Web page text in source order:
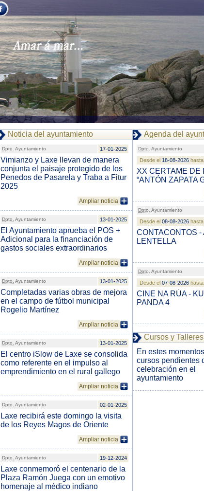
Noticia del ayuntamiento
Dpto. Ayuntamiento 17-01-2025
Vimianzo y Laxe llevan de manera
conjunta el paisaje protegido de los
Penedos de Pasarela y Traba a Fitur
2025
Ampliar noticia
Dpto. Ayuntamiento 13-01-2025
El Ayuntamiento aprueba el POS +
Adicional para la financiación de
gastos sociales extraordinarios
Ampliar noticia
Dpto. Ayuntamiento 13-01-2025
Completadas varias obras de mejora
en el campo de fútbol municipal
Rogelio Martínez
Ampliar noticia
Dpto. Ayuntamiento 13-01-2025
El centro iSlow de Laxe se consolida
como referente en el impulso al
emprendimiento en el rural gallego
Ampliar noticia
Dpto. Ayuntamiento 02-01-2025
Laxe recibirá este domingo la visita
de los Reyes Magos de Oriente
Ampliar noticia
Dpto. Ayuntamiento 19-12-2024
Laxe conmemoró el centenario de la
Plaza Ramón Juega con un emotivo
homenaje al médico indiano
Agenda del
Dpto. Ayuntamiento
Desde el 18-08-2026
XX CERTAME DE
“ANTÓN ZAPATA
Dpto. Ayuntamiento
Desde el 08-08-2026
CONTACONTOS -
LENTELLA
Dpto. Ayuntamiento
Desde el 07-08-2026
CINE NA RÚA -
PANDA 4
Cursos y Talleres
En estes
cursos pendientes
celebración en el
ayuntamiento